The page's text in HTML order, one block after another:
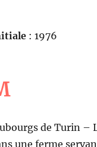
: 1976
de Turin –
une ferme